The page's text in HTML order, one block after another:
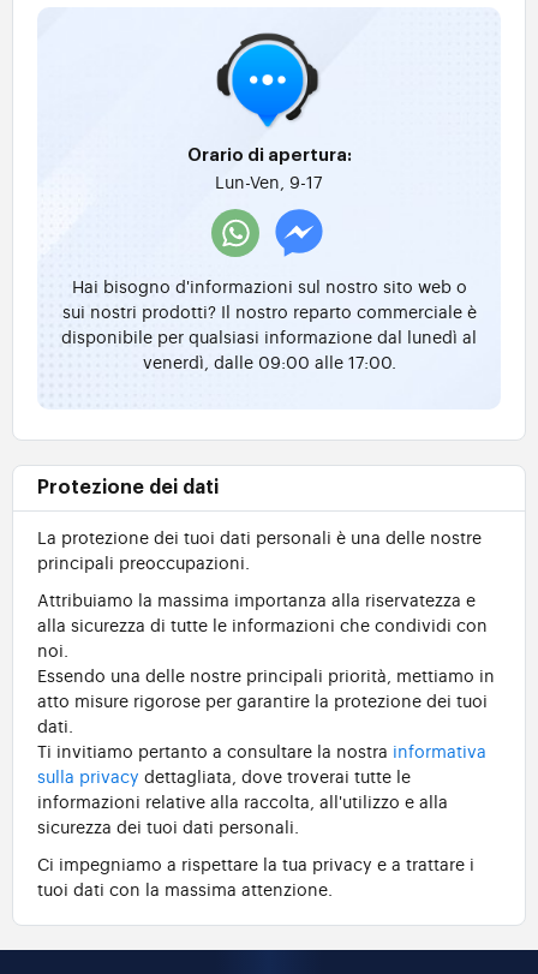
Orario di apertura:
Lun-Ven, 9-17
Hai bisogno d'informazioni sul nostro sito web o
sui nostri prodotti? Il nostro reparto commerciale è
disponibile per qualsiasi informazione dal lunedì al
venerdì, dalle 09:00 alle 17:00.
Protezione dei dati
La protezione dei tuoi dati personali è una delle nostre
principali preoccupazioni.
Attribuiamo la massima importanza alla riservatezza e
alla sicurezza di tutte le informazioni che condividi con
noi.
Essendo una delle nostre principali priorità, mettiamo in
atto misure rigorose per garantire la protezione dei tuoi
dati.
Ti invitiamo pertanto a consultare la nostra informativa
sulla privacy dettagliata, dove troverai tutte le
informazioni relative alla raccolta, all'utilizzo e alla
sicurezza dei tuoi dati personali.
Ci impegniamo a rispettare la tua privacy e a trattare i
tuoi dati con la massima attenzione.